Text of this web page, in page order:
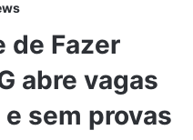
de Fazer
abre vagas
sem provas